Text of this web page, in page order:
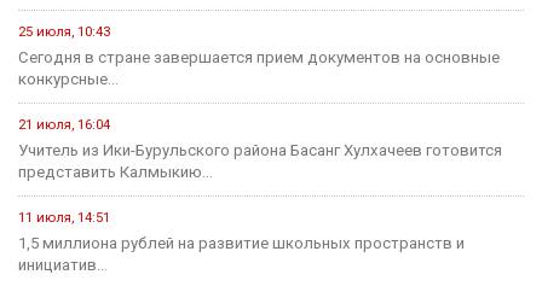
25 июля, 10:43
Сегодня в стране завершается прием документов на основные
конкурсные...
21 июля, 16:04
Учитель из Ики-Бурульского района Басанг Хулхачеев готовится
представить Калмыкию...
11 июля, 14:51
1,5 миллиона рублей на развитие школьных пространств и
инициатив...